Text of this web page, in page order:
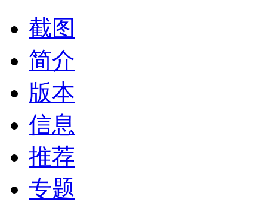
截图
简介
版本
信息
推荐
专题